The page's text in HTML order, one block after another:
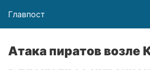
Главпост
Атака пиратов возле